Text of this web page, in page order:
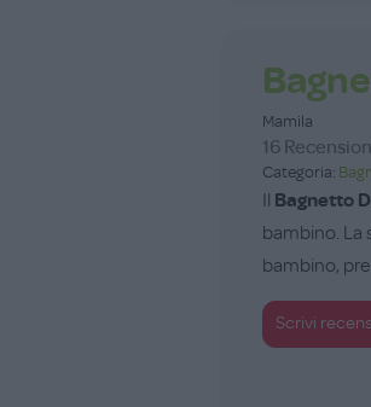
Mamila
16
Categoria:
Il Bagnetto
bambino. La
bambino,
Scrivi